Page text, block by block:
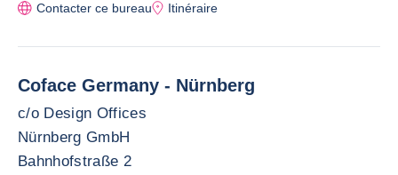
Contacter ce bureau
Itinéraire
Coface Germany - Nürnberg
c/o Design Offices
Nürnberg GmbH
Bahnhofstraße 2